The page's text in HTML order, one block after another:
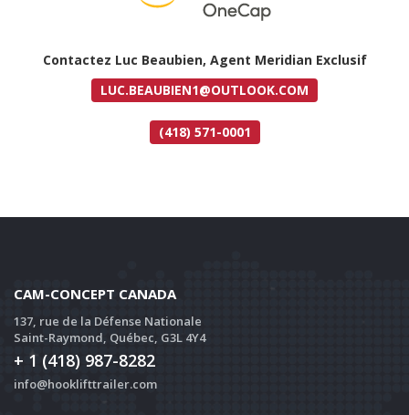
Contactez Luc Beaubien, Agent Meridian Exclusif
LUC.BEAUBIEN1@OUTLOOK.COM
(418) 571-0001
CAM-CONCEPT CANADA
137, rue de la Défense Nationale
Saint-Raymond, Québec, G3L 4Y4
+ 1 (418) 987-8282
info@hooklifttrailer.com